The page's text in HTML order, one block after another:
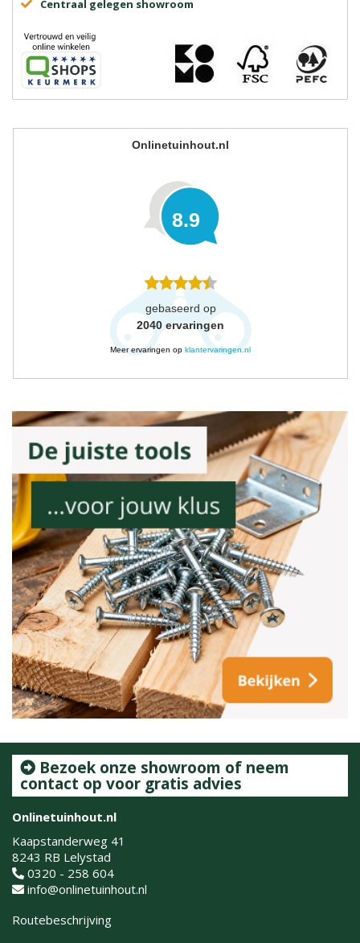
Centraal gelegen showroom
Onlinetuinhout.nl
8.9
gebaseerd op
2040 ervaringen
Meer ervaringen op klantervaringen.nl
Bezoek onze showroom of neem
contact op voor gratis advies
Onlinetuinhout.nl
Kaapstanderweg 41
8243 RB Lelystad
0320 - 258 604
info@onlinetuinhout.nl
Routebeschrijving